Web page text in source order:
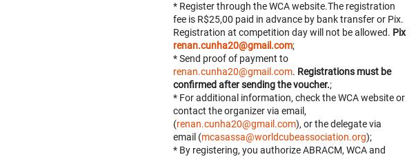
* Register through the WCA website.The registration
fee is R$25,00 paid in advance by bank transfer or Pix.
Registration at competition day will not be allowed. Pix
renan.cunha20@gmail.com;
* Send proof of payment to
renan.cunha20@gmail.com. Registrations must be
confirmed after sending the voucher.;
* For additional information, check the WCA website or
contact the organizer via email,
(renan.cunha20@gmail.com), or the delegate via
email (mcasassa@worldcubeassociation.org);
* By registering, you authorize ABRACM, WCA and